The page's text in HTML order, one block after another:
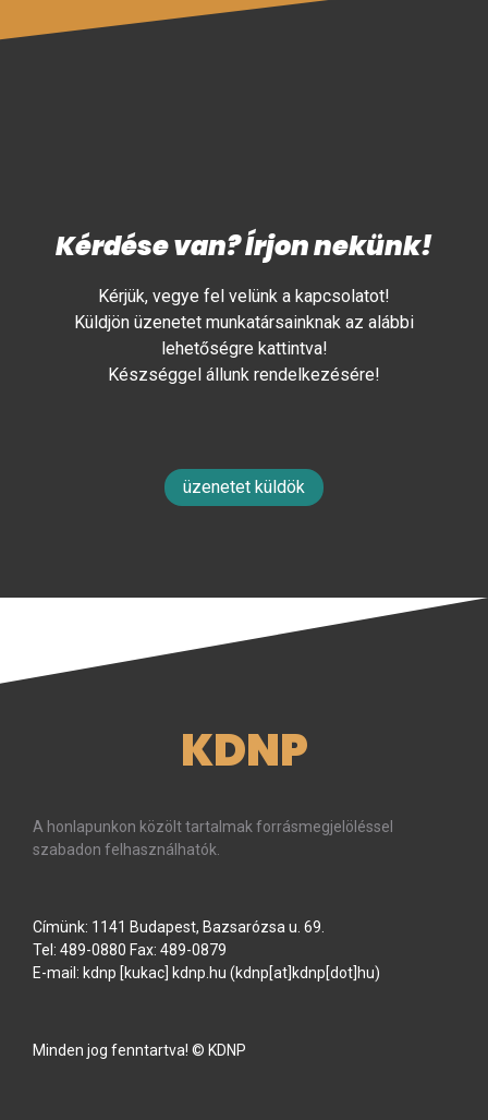
Kérdése van? Írjon nekünk!
Kérjük, vegye fel velünk a kapcsolatot!
Küldjön üzenetet munkatársainknak az alábbi
lehetőségre kattintva!
Készséggel állunk rendelkezésére!
üzenetet küldök
KDNP
A honlapunkon közölt tartalmak forrásmegjelöléssel
szabadon felhasználhatók.
Címünk: 1141 Budapest, Bazsarózsa u. 69.
Tel: 489-0880 Fax: 489-0879
E-mail: kdnp [kukac] kdnp hu (kdnp[at]kdnp[dot]hu)
Minden jog fenntartva! © KDNP